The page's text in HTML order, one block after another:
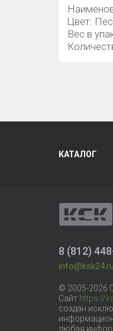
Цвет:
Вес в
КАТАЛОГ
8 (812)
info@ksk24.ru
© 2005-2026
Сайт https://
создан
любая